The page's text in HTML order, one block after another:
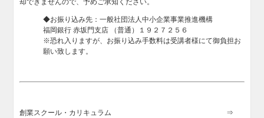
◆お振り込み先：一般社団法人中小企業事業推進機構
福岡銀行 赤坂門支店 （普通）１９２７２５６
※恐れ入りますが、お振り込み手数料は受講者様にて御負担お
願い致します。
創業スクール・カリキュラム ⇒